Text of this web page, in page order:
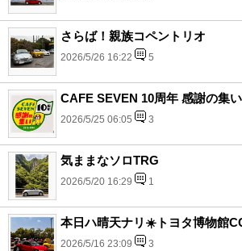
さらば！親族コペントリオ
2026/5/26 16:22 5
CAFE SEVEN 10周年 感謝の集い
2026/5/25 06:05 3
気ままなソロTRG
2026/5/20 16:29 1
本日ハ晴天ナリ☀️トヨタ博物館
2026/5/16 23:09 3